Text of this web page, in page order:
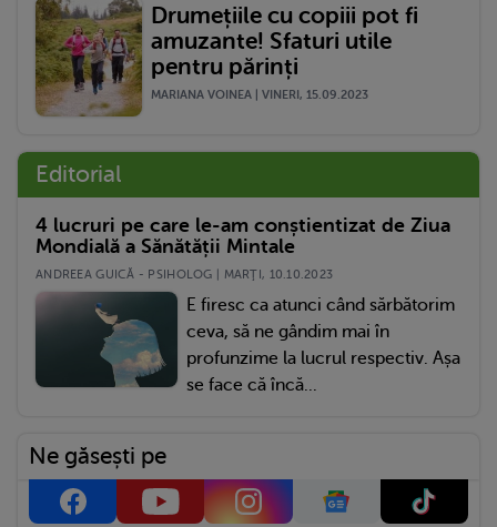
Drumețiile cu copiii pot fi
amuzante! Sfaturi utile
pentru părinți
MARIANA VOINEA | VINERI, 15.09.2023
Editorial
4 lucruri pe care le-am conștientizat de Ziua
Mondială a Sănătății Mintale
ANDREEA GUICĂ - PSIHOLOG | MARŢI, 10.10.2023
E firesc ca atunci când sărbătorim
ceva, să ne gândim mai în
profunzime la lucrul respectiv. Așa
se face că încă...
Ne găsești pe